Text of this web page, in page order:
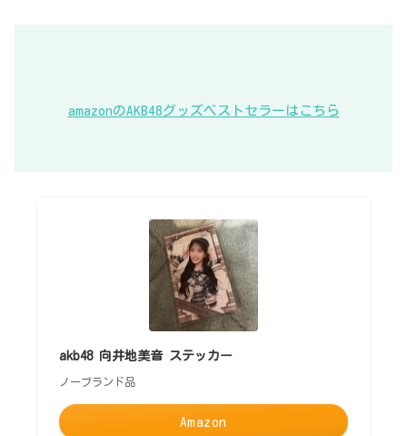
amazonのAKB48グッズベストセラーはこちら
akb48 向井地美音 ステッカー
ノーブランド品
Amazon